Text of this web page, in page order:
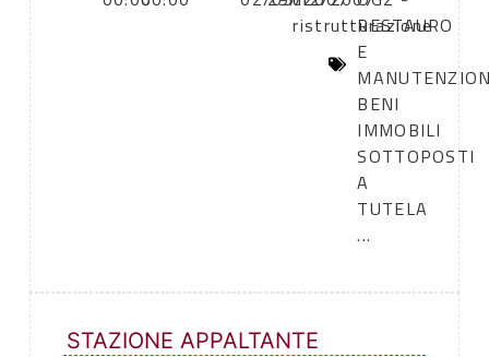
ristrutturazione
RESTAURO
E
BENI
IMMOBILI
SOTTOPOSTI
A
TUTELA
...
STAZIONE APPALTANTE